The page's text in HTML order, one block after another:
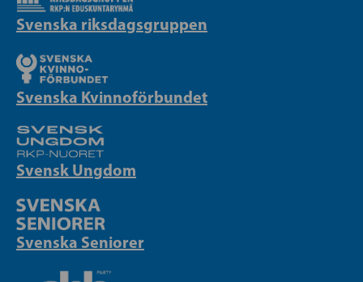
Svenska riksdagsgruppen
Svenska Kvinnoförbundet
Svensk Ungdom
Svenska Seniorer